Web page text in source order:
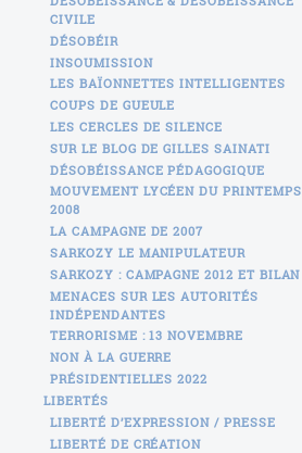
CIVILE
DÉSOBÉIR
INSOUMISSION
LES BAÏONNETTES INTELLIGENTES
COUPS DE GUEULE
LES CERCLES DE SILENCE
SUR LE BLOG DE GILLES SAINATI
DÉSOBÉISSANCE PÉDAGOGIQUE
MOUVEMENT LYCÉEN DU PRINTEMPS
2008
LA CAMPAGNE DE 2007
SARKOZY LE MANIPULATEUR
SARKOZY : CAMPAGNE 2012 ET BILAN
MENACES SUR LES AUTORITÉS
INDÉPENDANTES
TERRORISME : 13 NOVEMBRE
NON À LA GUERRE
PRÉSIDENTIELLES 2022
LIBERTÉS
LIBERTÉ D’EXPRESSION / PRESSE
LIBERTÉ DE CRÉATION